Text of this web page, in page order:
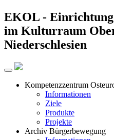
EKOL -
im Kulturraum
Niederschlesien
Kompetenzzentrum
Informationen
Ziele
Produkte
Projekte
Archiv Bürgerbewegung